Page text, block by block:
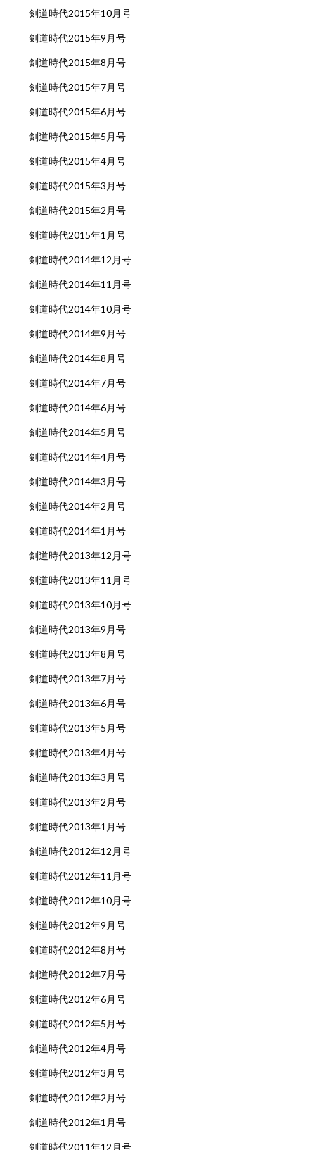
剣道時代2015年10月号
剣道時代2015年9月号
剣道時代2015年8月号
剣道時代2015年7月号
剣道時代2015年6月号
剣道時代2015年5月号
剣道時代2015年4月号
剣道時代2015年3月号
剣道時代2015年2月号
剣道時代2015年1月号
剣道時代2014年12月号
剣道時代2014年11月号
剣道時代2014年10月号
剣道時代2014年9月号
剣道時代2014年8月号
剣道時代2014年7月号
剣道時代2014年6月号
剣道時代2014年5月号
剣道時代2014年4月号
剣道時代2014年3月号
剣道時代2014年2月号
剣道時代2014年1月号
剣道時代2013年12月号
剣道時代2013年11月号
剣道時代2013年10月号
剣道時代2013年9月号
剣道時代2013年8月号
剣道時代2013年7月号
剣道時代2013年6月号
剣道時代2013年5月号
剣道時代2013年4月号
剣道時代2013年3月号
剣道時代2013年2月号
剣道時代2013年1月号
剣道時代2012年12月号
剣道時代2012年11月号
剣道時代2012年10月号
剣道時代2012年9月号
剣道時代2012年8月号
剣道時代2012年7月号
剣道時代2012年6月号
剣道時代2012年5月号
剣道時代2012年4月号
剣道時代2012年3月号
剣道時代2012年2月号
剣道時代2012年1月号
剣道時代2011年12月号